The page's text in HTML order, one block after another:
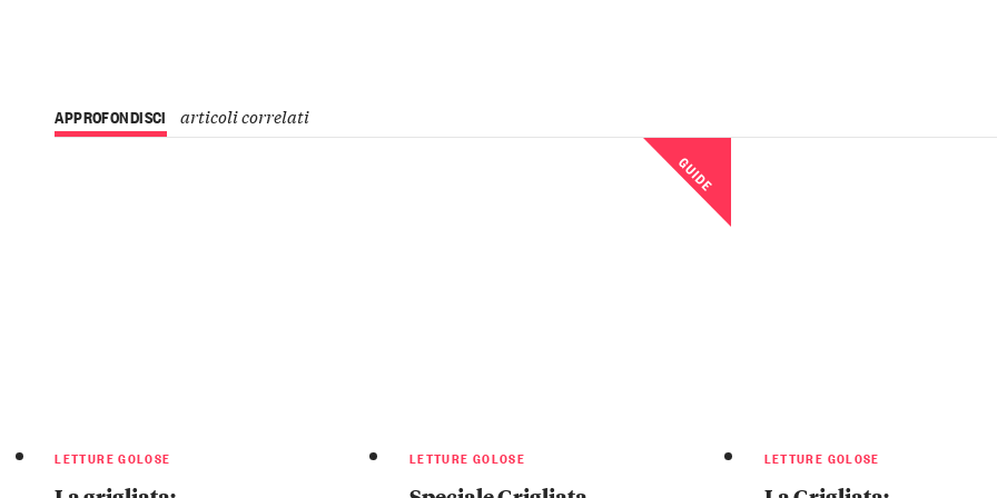
APPROFONDISCI articoli correlati
LETTURE GOLOSE
GUIDE
LETTURE GOLOSE LETTURE GOLOSE